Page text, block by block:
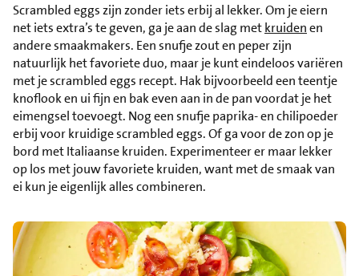
Scrambled eggs zijn zonder iets erbij al lekker. Om je eiern
net iets extra’s te geven, ga je aan de slag metkruidenen
andere smaakmakers. Een snufje zout en peper zijn
natuurlijk het favoriete duo, maar je kunt eindeloos variëren
met je scrambled eggs recept. Hak bijvoorbeeld een teentje
knoflook en ui fijn en bak even aan in de pan voordat je het
eimengsel toevoegt. Nog een snufje paprika- en chilipoeder
erbij voor kruidige scrambled eggs. Of ga voor de zon op je
bord met Italiaanse kruiden. Experimenteer er maar lekker
op los met jouw favoriete kruiden, want met de smaak van
ei kun je eigenlijk alles combineren.